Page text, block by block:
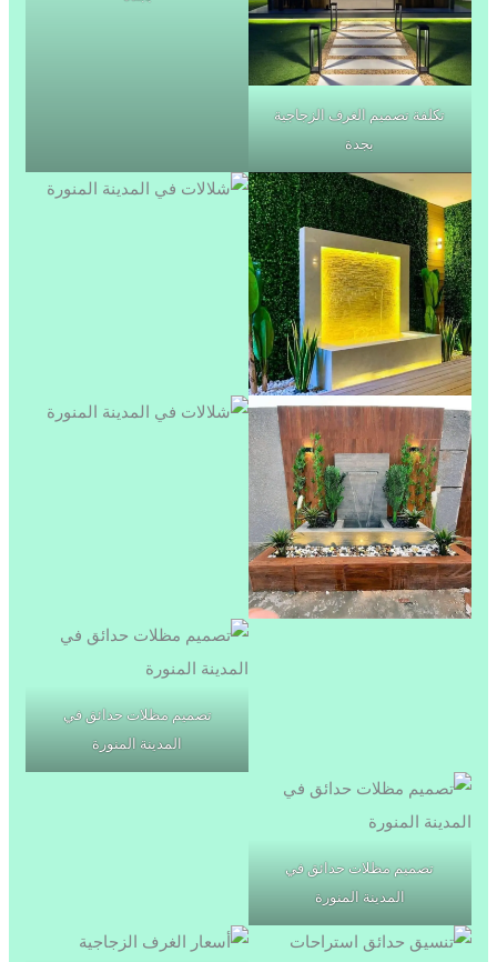
تكلفة تصميم الغرف الزجاجية
بجدة
تصميم مظلات حدائق في
المدينة المنورة
تصميم مظلات حدائق في
المدينة المنورة